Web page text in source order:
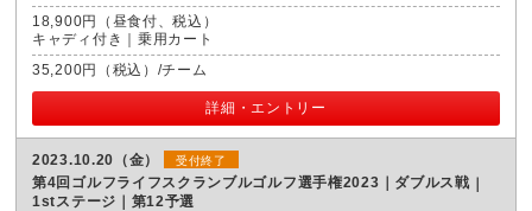
18,900円（昼食付、税込）
キャディ付き｜乗用カート
35,200円（税込）/チーム
詳細・エントリー
2023.10.20（金） 受付終了
第4回ゴルフライフスクランブルゴルフ選手権2023｜ダブルス戦
1stステージ｜第12予選